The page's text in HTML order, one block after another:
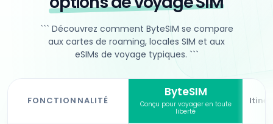
``` Découvrez comment ByteSIM se compare
aux cartes de roaming, locales SIM et aux
eSIMs de voyage typiques. ```
FONCTIONNALITÉ
ByteSIM
Conçu pour voyager en toute
liberté